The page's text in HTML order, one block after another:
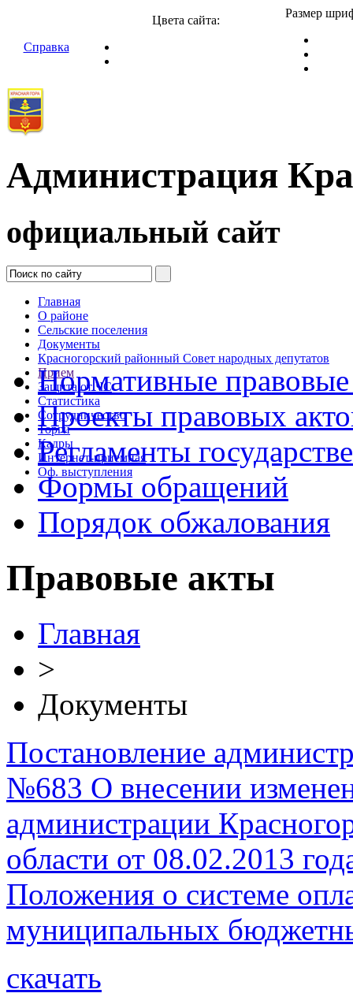
Справка
Цвета сайта:
Размер
Администрация
официальный сайт
Главная
О районе
Сельские поселения
Документы
Красногорский районный Совет народных депутатов
Прием
Защита от ЧС
Статистика
Сотрудничество
Торги
Кадры
Интернет-приемная
Оф. выступления
Нормативные
Проекты правовых
Регламенты
Формы обращений
Порядок обжалования
Правовые акты
Главная
>
Документы
Постановление
№683 О внесении
администрации
области от 08.02.2013
Положения о системе
муниципальных
скачать